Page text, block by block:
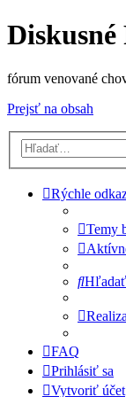
fórum venované
Prejsť na obsah
Rýchle
Temy
Hľadať
FAQ
Prihlásiť sa
Vytvoriť účet